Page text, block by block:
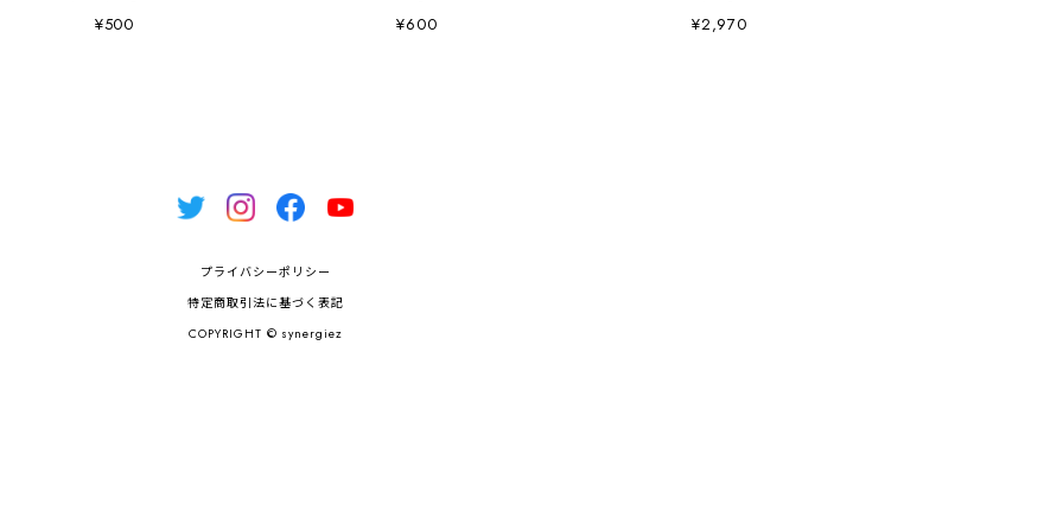
¥500
¥600
¥2,970
プライバシーポリシー
特定商取引法に基づく表記
COPYRIGHT © synergiez